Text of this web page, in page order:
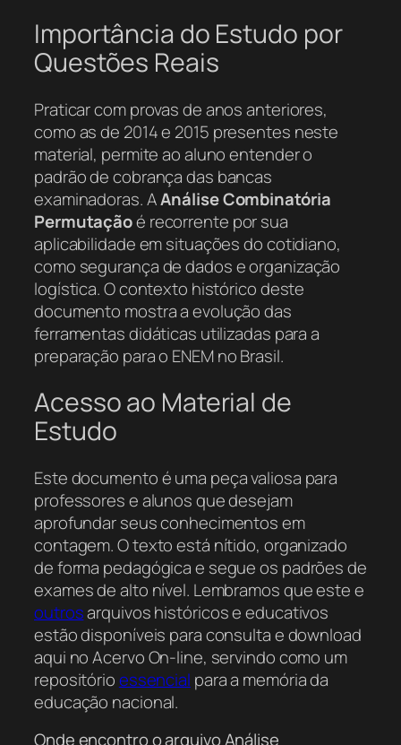
Importância do Estudo por
Questões Reais
Praticar com provas de anos anteriores,
como as de 2014 e 2015 presentes neste
material, permite ao aluno entender o
padrão de cobrança das bancas
examinadoras. AAnálise Combinatória
Permutaçãoé recorrente por sua
aplicabilidade em situações do cotidiano,
como segurança de dados e organização
logística. O contexto histórico deste
documento mostra a evolução das
ferramentas didáticas utilizadas para a
preparação para o ENEM no Brasil.
Acesso ao Material de
Estudo
Este documento é uma peça valiosa para
professores e alunos que desejam
aprofundar seus conhecimentos em
contagem. O texto está nítido, organizado
de forma pedagógica e segue os padrões de
exames de alto nível. Lembramos que este e
outrosarquivos históricos e educativos
estão disponíveis para consulta e download
aqui no Acervo On-line, servindo como um
repositórioessencial para a memória da
educação nacional.
Onde encontro o arquivo Análise